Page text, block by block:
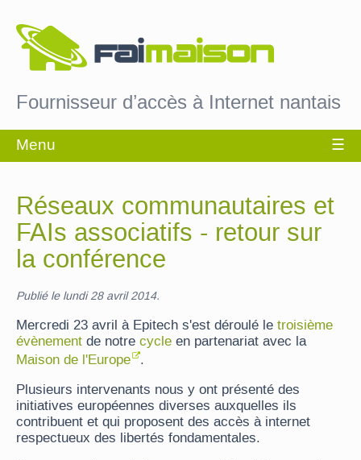
Fournisseur d’accès à Internet nantais
Réseaux communautaires et
FAIs associatifs - retour sur
la conférence
Publié le lundi 28 avril 2014.
Mercredi 23 avril à Epitech s'est déroulé le troisième
évènement de notre cycle en partenariat avec la
Maison de l'Europe
.
Plusieurs intervenants nous y ont présenté des
initiatives européennes diverses auxquelles ils
contribuent et qui proposent des accès à internet
respectueux des libertés fondamentales.